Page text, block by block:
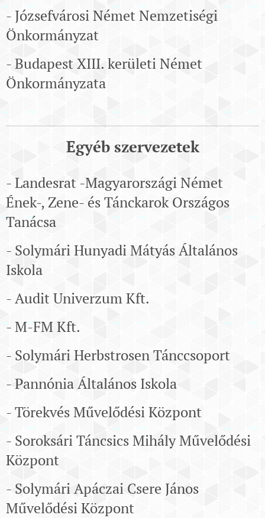
- Józsefvárosi Német Nemzetiségi
Önkormányzat
- Budapest XIII. kerületi Német
Önkormányzata
Egyéb szervezetek
- Landesrat -Magyarországi Német
Ének-, Zene- és Tánckarok Országos
Tanácsa
- Solymári Hunyadi Mátyás Általános
Iskola
- Audit Univerzum Kft.
- M-FM Kft.
- Solymári Herbstrosen Tánccsoport
- Pannónia Általános Iskola
- Törekvés Művelődési Központ
- Soroksári Táncsics Mihály Művelődési
Központ
- Solymári Apáczai Csere János
Művelődési Központ